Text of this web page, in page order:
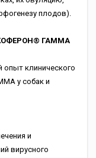
плодов).
ГАММА
клинического
у собак и
и
вирусного